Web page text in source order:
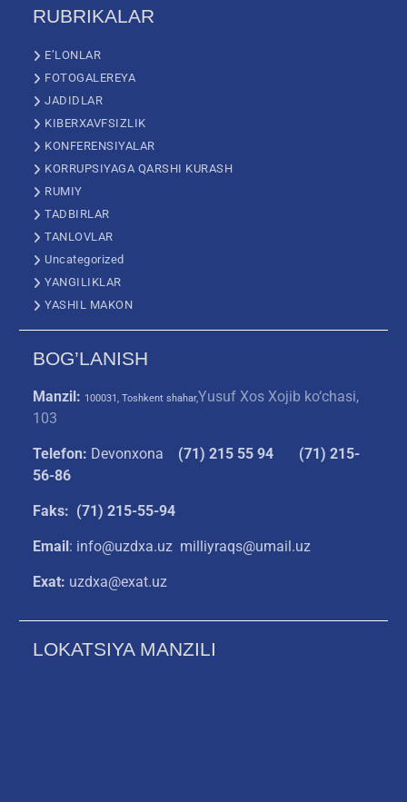
RUBRIKALAR
E’LONLAR
FOTOGALEREYA
JADIDLAR
KIBERXAVFSIZLIK
KONFERENSIYALAR
KORRUPSIYAGA QARSHI KURASH
RUMIY
TADBIRLAR
TANLOVLAR
Uncategorized
YANGILIKLAR
YASHIL MAKON
BOG’LANISH
Manzil: 100031, Toshkent shahar,Yusuf Xos Xojib ko‘chasi,
103
Telefon: Devonxona (71) 215 55 94
(71) 215-
56-86
Faks: (71) 215-55-94
Email: info@uzdxa.uz milliyraqs@umail.uz
Exat: uzdxa@exat.uz
LOKATSIYA MANZILI